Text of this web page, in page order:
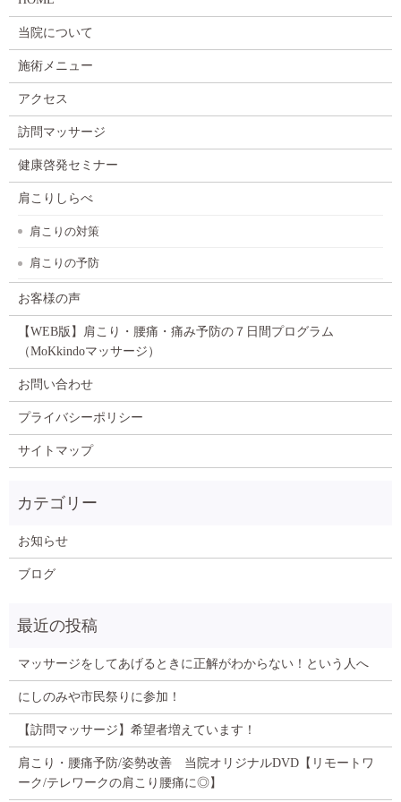
当院について
施術メニュー
アクセス
訪問マッサージ
健康啓発セミナー
肩こりしらべ
肩こりの対策
肩こりの予防
お客様の声
【WEB版】肩こり・腰痛・痛み予防の７日間プログラム
（MoKkindoマッサージ）
お問い合わせ
プライバシーポリシー
サイトマップ
お知らせ
ブログ
マッサージをしてあげるときに正解がわからない！という人へ
にしのみや市民祭りに参加！
【訪問マッサージ】希望者増えています！
肩こり・腰痛予防/姿勢改善 当院オリジナルDVD【リモートワ
ーク/テレワークの肩こり腰痛に◎】